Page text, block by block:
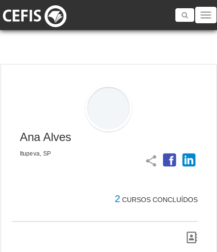
Toggle
Ana Alves
Itupeva, SP
share
2 CURSOS CONCLUÍDOS